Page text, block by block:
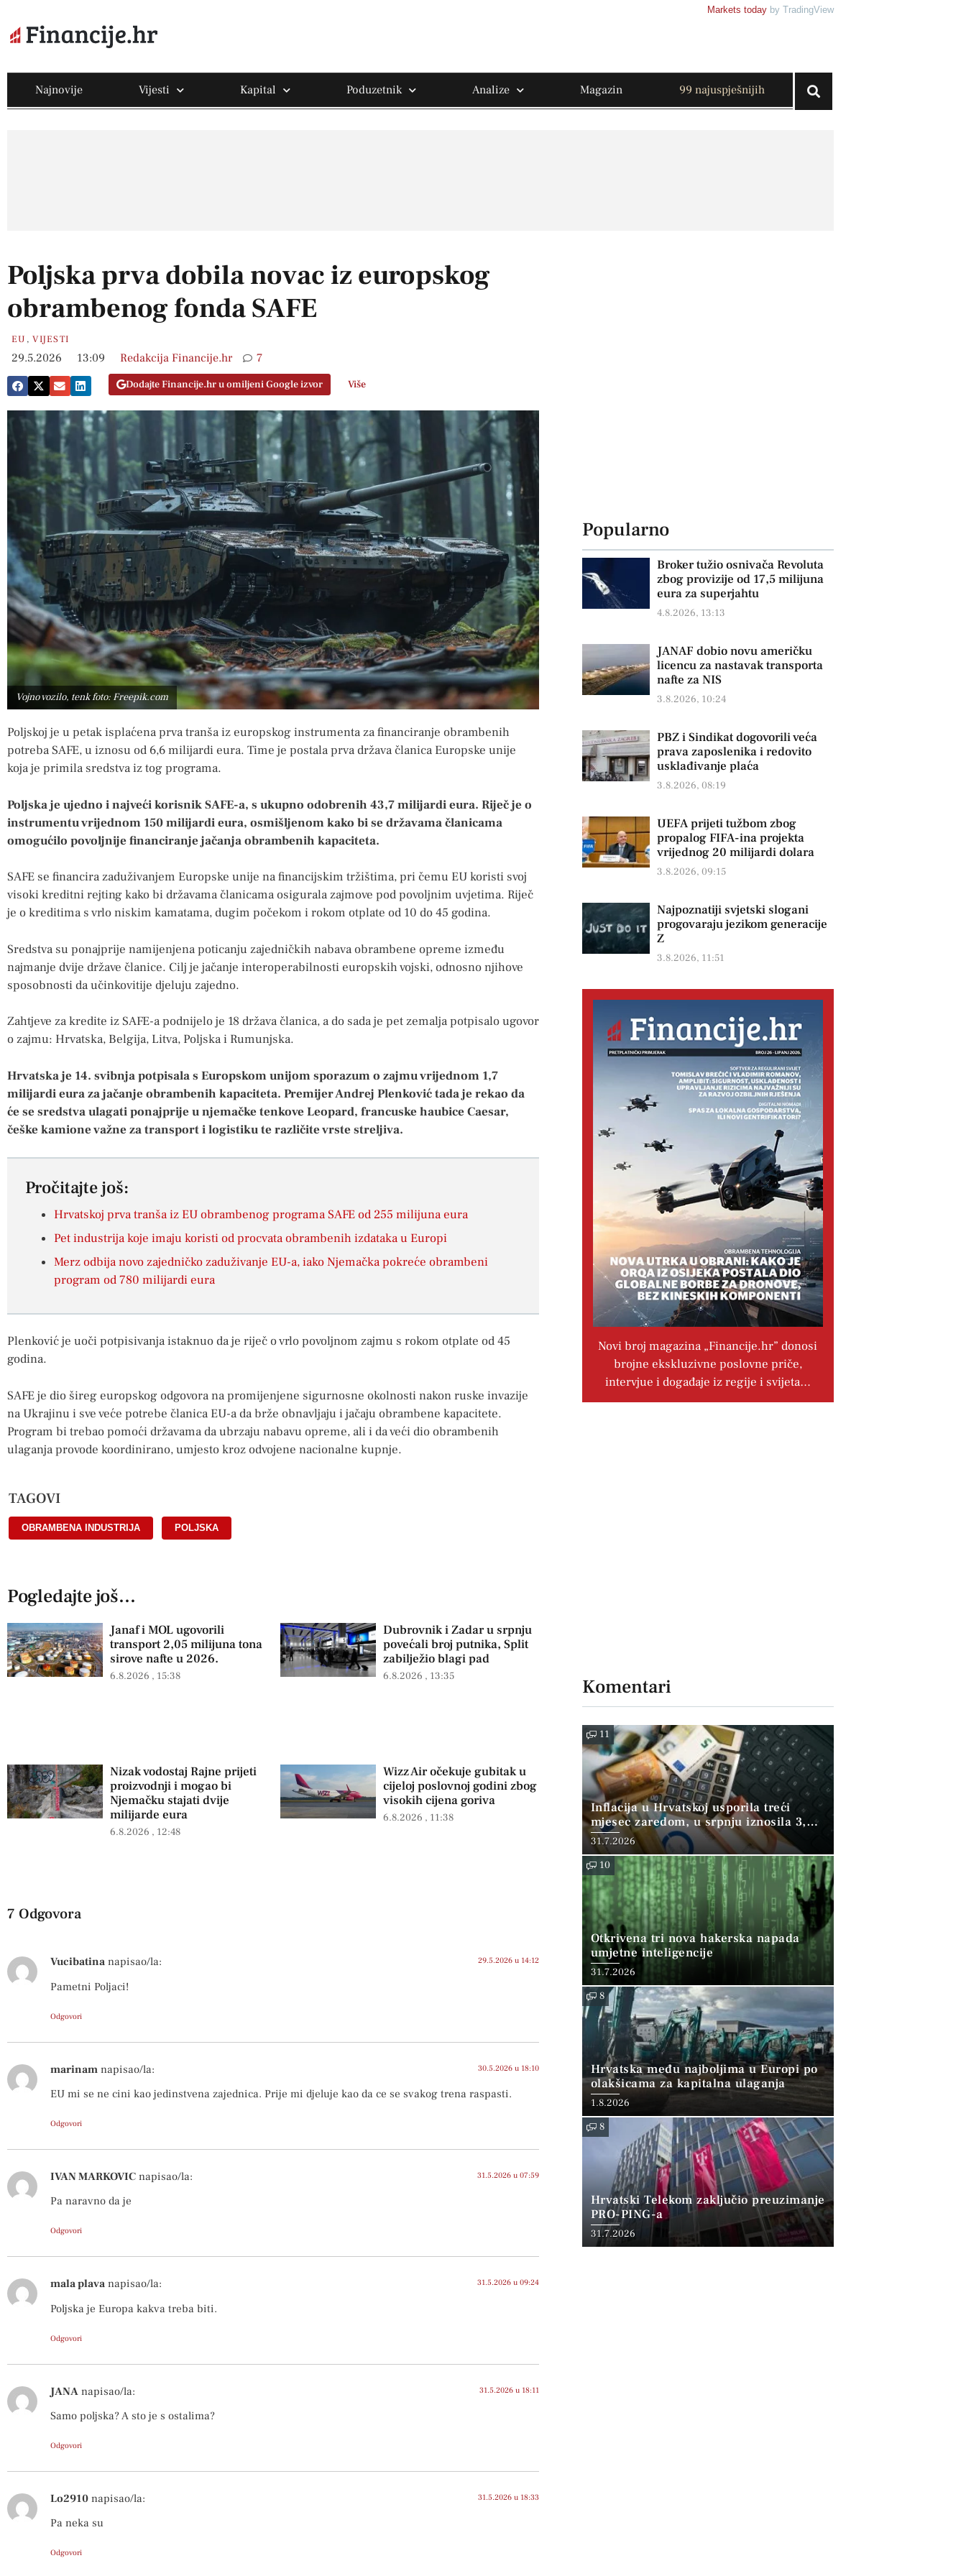
Markets today by TradingView
Najnovije Vijesti Kapital Poduzetnik Analize Magazin 99 najuspješnijih
Poljska prva dobila novac iz europskog
obrambenog fonda SAFE
EU ,VIJESTI
29.5.2026 13:09 Redakcija Financije.hr 7
Dodajte Financije.hr u omiljeni Google izvor Više
Vojno vozilo, tenk foto: Freepik.com
Poljskoj je u petak isplaćena prva tranša iz europskog instrumenta za financiranje obrambenih
potreba SAFE, u iznosu od 6,6 milijardi eura. Time je postala prva država članica Europske unije
koja je primila sredstva iz tog programa.
Poljska je ujedno i najveći korisnik SAFE-a, s ukupno odobrenih 43,7 milijardi eura. Riječ je o
instrumentu vrijednom 150 milijardi eura, osmišljenom kako bi se državama članicama
omogućilo povoljnije financiranje jačanja obrambenih kapaciteta.
SAFE se financira zaduživanjem Europske unije na financijskim tržištima, pri čemu EU koristi svoj
visoki kreditni rejting kako bi državama članicama osigurala zajmove pod povoljnim uvjetima. Riječ
je o kreditima s vrlo niskim kamatama, dugim počekom i rokom otplate od 10 do 45 godina.
Sredstva su ponajprije namijenjena poticanju zajedničkih nabava obrambene opreme između
najmanje dvije države članice. Cilj je jačanje interoperabilnosti europskih vojski, odnosno njihove
sposobnosti da učinkovitije djeluju zajedno.
Zahtjeve za kredite iz SAFE-a podnijelo je 18 država članica, a do sada je pet zemalja potpisalo ugovor
o zajmu: Hrvatska, Belgija, Litva, Poljska i Rumunjska.
Hrvatska je 14. svibnja potpisala s Europskom unijom sporazum o zajmu vrijednom 1,7
milijardi eura za jačanje obrambenih kapaciteta. Premijer Andrej Plenković tada je rekao da
će se sredstva ulagati ponajprije u njemačke tenkove Leopard, francuske haubice Caesar,
češke kamione važne za transport i logistiku te različite vrste streljiva.
Pročitajte još:
Hrvatskoj prva tranša iz EU obrambenog programa SAFE od 255 milijuna eura
Pet industrija koje imaju koristi od procvata obrambenih izdataka u Europi
Merz odbija novo zajedničko zaduživanje EU-a, iako Njemačka pokreće obrambeni
program od 780 milijardi eura
Plenković je uoči potpisivanja istaknuo da je riječ o vrlo povoljnom zajmu s rokom otplate od 45
godina.
SAFE je dio šireg europskog odgovora na promijenjene sigurnosne okolnosti nakon ruske invazije
na Ukrajinu i sve veće potrebe članica EU-a da brže obnavljaju i jačaju obrambene kapacitete.
Program bi trebao pomoći državama da ubrzaju nabavu opreme, ali i da veći dio obrambenih
ulaganja provode koordinirano, umjesto kroz odvojene nacionalne kupnje.
TAGOVI
OBRAMBENA INDUSTRIJA POLJSKA
Pogledajte još...
Janaf i MOL ugovorili
transport 2,05 milijuna tona
sirove nafte u 2026.
6.8.2026 15:38
Dubrovnik i Zadar u srpnju
povećali broj putnika, Split
zabilježio blagi pad
6.8.2026 13:35
Nizak vodostaj Rajne prijeti
proizvodnji i mogao bi
Njemačku stajati dvije
milijarde eura
6.8.2026 12:48
Wizz Air očekuje gubitak u
cijeloj poslovnoj godini zbog
visokih cijena goriva
6.8.2026 11:38
7 Odgovora
Vucibatina napisao/la: 29.5.2026 u 14:12
Pametni Poljaci!
Odgovori
marinam napisao/la: 30.5.2026 u 18:10
EU mi se ne cini kao jedinstvena zajednica. Prije mi djeluje kao da ce se svakog trena raspasti.
Odgovori
IVAN MARKOVIC napisao/la: 31.5.2026 u 07:59
Pa naravno da je
Odgovori
mala plava napisao/la: 31.5.2026 u 09:24
Poljska je Europa kakva treba biti.
Odgovori
JANA napisao/la: 31.5.2026 u 18:11
Samo poljska? A sto je s ostalima?
Odgovori
Lo2910 napisao/la: 31.5.2026 u 18:33
Pa neka su
Odgovori
Popularno
Broker tužio osnivača Revoluta
zbog provizije od 17,5 milijuna
eura za superjahtu
4.8.2026, 13:13
JANAF dobio novu američku
licencu za nastavak transporta
nafte za NIS
3.8.2026, 10:24
PBZ i Sindikat dogovorili veća
prava zaposlenika i redovito
usklađivanje plaća
3.8.2026, 08:19
UEFA prijeti tužbom zbog
propalog FIFA-ina projekta
vrijednog 20 milijardi dolara
3.8.2026, 09:15
Najpoznatiji svjetski slogani
progovaraju jezikom generacije
Z
3.8.2026, 11:51
Novi broj magazina „Financije.hr” donosi
brojne ekskluzivne poslovne priče,
intervjue i događaje iz regije i svijeta…
Komentari
11
Inflacija u Hrvatskoj usporila treći
mjesec zaredom, u srpnju iznosila 3,9
posto
31.7.2026
10
Otkrivena tri nova hakerska napada
umjetne inteligencije
31.7.2026
8
Hrvatska među najboljima u Europi po
olakšicama za kapitalna ulaganja
1.8.2026
8
Hrvatski Telekom zaključio preuzimanje
PRO-PING-a
31.7.2026